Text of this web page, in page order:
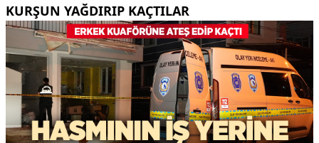
KURŞUN YAĞDIRIP KAÇTILAR